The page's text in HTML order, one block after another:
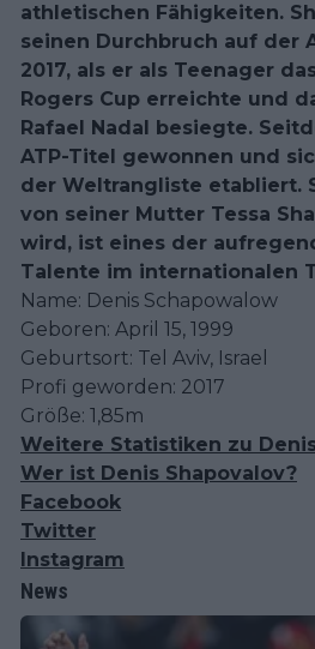
athletischen Fähigkeiten.
seinen Durchbruch auf der
2017, als er als Teenager
Rogers Cup erreichte und
Rafael Nadal besiegte.
ATP-Titel gewonnen und
der Weltrangliste etabliert.
von seiner Mutter Tessa
wird, ist eines der
Talente im internationalen
Name: Denis Schapowalow
Geboren: April 15, 1999
Geburtsort: Tel Aviv, Israel
Profi geworden: 2017
Größe: 1,85m
Weitere Statistiken zu
Wer ist Denis Shapovalov?
Facebook
Twitter
Instagram
News